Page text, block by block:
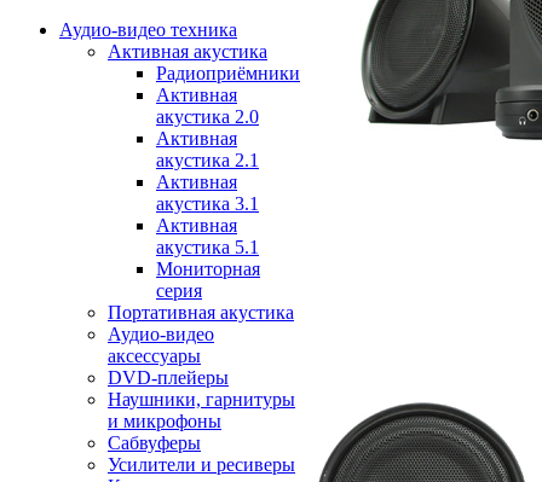
Аудио-видео техника
Активная акустика
Радиоприёмники
Активная
акустика 2.0
Активная
акустика 2.1
Активная
акустика 3.1
Активная
акустика 5.1
Мониторная
серия
Портативная акустика
Аудио-видео
аксессуары
DVD-плейеры
Наушники, гарнитуры
и микрофоны
Сабвуферы
Усилители и ресиверы